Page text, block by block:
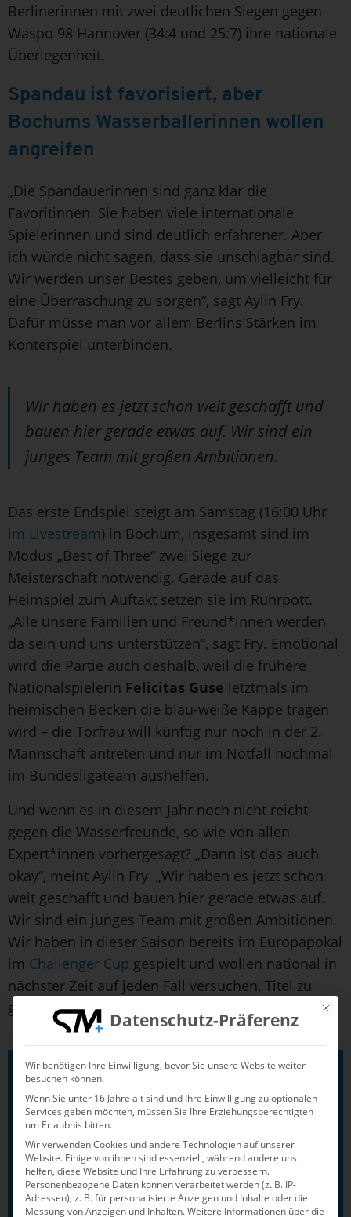
Berlinerinnen mit zwei deutlichen Siegen gegen
Waspo 98 Hannover (34:4 und 25:7) ihre nationale
Überlegenheit.
Spandau ist favorisiert, aber
Bochums Wasserballerinnen wollen
angreifen
„Die Spandauerinnen sind ganz klar die
Favoritinnen. Sie haben viele internationale
Spielerinnen und sind deutlich erfahrener. Aber
ich würde nicht sagen, dass sie unschlagbar sind.
Wir werden unser Bestes geben, um vielleicht für
eine Überraschung zu sorgen“, sagt Aylin Fry.
Dafür müsse man vor allem Berlins Stärken im
Konterspiel unterbinden.
Wir haben es jetzt schon weit geschafft und
bauen hier gerade etwas auf. Wir sind ein
junges Team mit großen Ambitionen.
Das erste Endspiel steigt am Samstag (16:00 Uhr
im Livestream) in Bochum, insgesamt sind im
Modus „Best of Three“ zwei Siege zur
Meisterschaft notwendig. Gerade auf das
Heimspiel zum Auftakt setzen sie im Ruhrpott.
„Alle unsere Familien und Freund*innen werden
da sein und uns unterstützen“, sagt Fry. Emotional
wird die Partie auch deshalb, weil die frühere
Nationalspielerin Felicitas Guse letztmals im
heimischen Becken die blau-weiße Kappe tragen
wird – die Torfrau will künftig nur noch in der 2.
Mannschaft antreten und nur im Notfall nochmal
im Bundesligateam aushelfen.
Und wenn es in diesem Jahr noch nicht reicht
gegen die Wasserfreunde, so wie von allen
Expert*innen vorhergesagt? „Dann ist das auch
okay“, meint Aylin Fry. „Wir haben es jetzt schon
weit geschafft und bauen hier gerade etwas auf.
Wir sind ein junges Team mit großen Ambitionen.
Wir haben in dieser Saison bereits im Europapokal
im Challenger Cup gespielt und wollen national in
nächster Zeit auf jeden Fall versuchen, Titel zu
gewinnen.“
Der Spielplan des Bundesliga-
Finals:
Samstag, 24. Mai, 16:00 Uhr: SV Blau-
Weiß Bochum – Wasserfreunde
Mit
Datenschutz-Präferenz
Wir benötigen Ihre Einwilligung, bevor Sie unsere Website weiter
besuchen können.
Wenn Sie unter 16 Jahre alt sind und Ihre Einwilligung zu optionalen
Services geben möchten, müssen Sie Ihre Erziehungsberechtigten
um Erlaubnis bitten.
Wir verwenden Cookies und andere Technologien auf unserer
Website. Einige von ihnen sind essenziell, während andere uns
helfen, diese Website und Ihre Erfahrung zu verbessern.
Personenbezogene Daten können verarbeitet werden (z. B. IP-
Adressen), z. B. für personalisierte Anzeigen und Inhalte oder die
Messung von Anzeigen und Inhalten.Weitere Informationen über die